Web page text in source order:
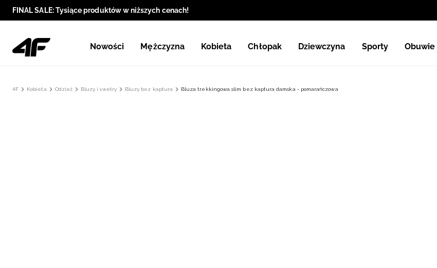
FINAL SALE: Tysiące produktów w niższych cenach!
Nowości Mężczyzna Kobieta Chłopak Dziewczyna Sporty Obuwie
4F Kobieta Odzież Bluzy i swetry Bluzy bez kaptura Bluza trekkingowa slim bez kaptura damska - pomarańczowa